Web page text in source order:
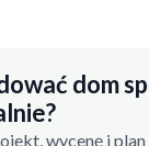
dom
wycenę i